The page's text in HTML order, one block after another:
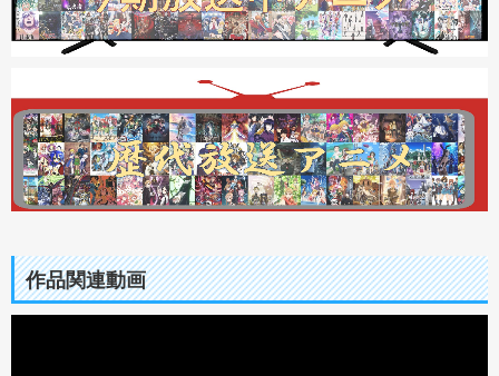
作品関連動画